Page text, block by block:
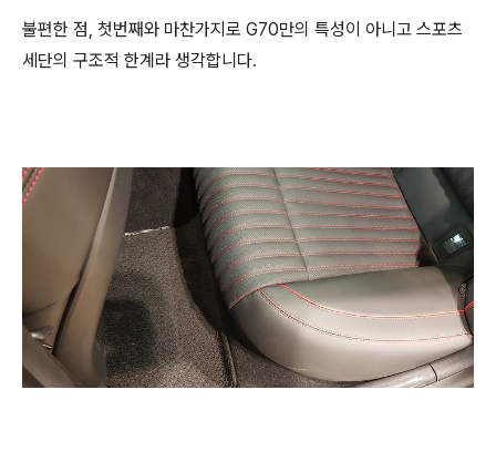
불편한 점, 첫번째와 마찬가지로 G70만의 특성이 아니고 스포츠
세단의 구조적 한계라 생각합니다.